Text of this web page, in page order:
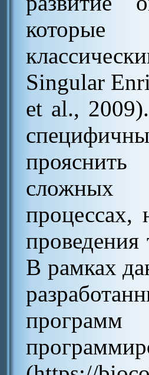
Singular
et al.,
сложных
процессах,
проведения
В рамках